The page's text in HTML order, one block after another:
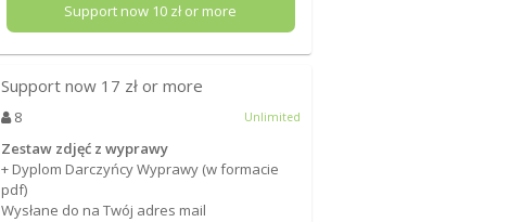
Support now 10 zł or more
Support now 17 zł or more
8 Unlimited
Zestaw zdjęć z wyprawy
+ Dyplom Darczyńcy Wyprawy (w formacie
pdf)
Wysłane do na Twój adres mail